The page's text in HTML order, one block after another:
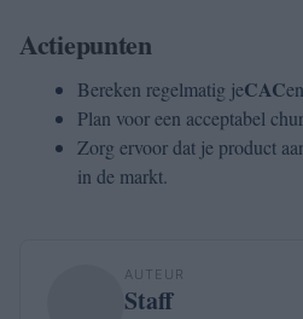
Actiepunten
Bereken regelmatig jeCACen
Plan voor een acceptabel
Zorg ervoor dat je product
in de markt.
AUTEUR
Staff